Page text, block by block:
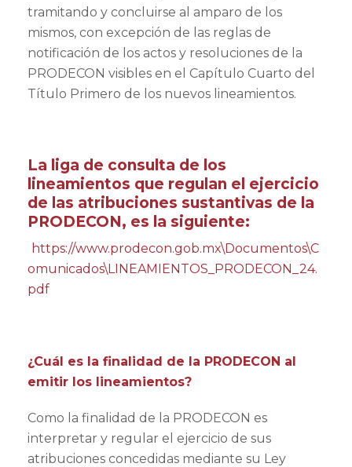
tramitando y concluirse al amparo de los
mismos, con excepción de las reglas de
notificación de los actos y resoluciones de la
PRODECON visibles en el Capítulo Cuarto del
Título Primero de los nuevos lineamientos.
La liga de consulta de los
lineamientos que regulan el ejercicio
de las atribuciones sustantivas de la
PRODECON, es la siguiente:
https://www.prodecon.gob.mx\Documentos\C
omunicados\LINEAMIENTOS_PRODECON_24.
pdf
¿Cuál es la finalidad de la PRODECON al
emitir los lineamientos?
Como la finalidad de la PRODECON es
interpretar y regular el ejercicio de sus
atribuciones concedidas mediante su Ley